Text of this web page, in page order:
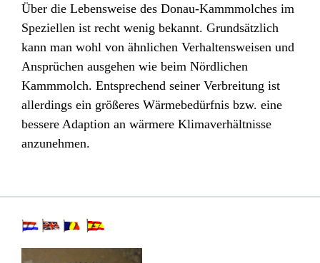
Über die Lebensweise des Donau-Kammmolches im
Speziellen ist recht wenig bekannt. Grundsätzlich
kann man wohl von ähnlichen Verhaltensweisen und
Ansprüchen ausgehen wie beim Nördlichen
Kammmolch. Entsprechend seiner Verbreitung ist
allerdings ein größeres Wärmebedürfnis bzw. eine
bessere Adaption an wärmere Klimaverhältnisse
anzunehmen.